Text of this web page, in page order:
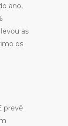
ano,
as
os
prevê